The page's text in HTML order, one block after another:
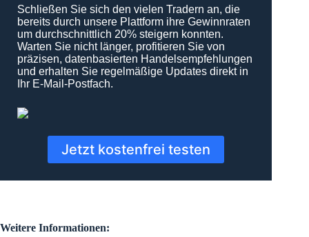
Schließen Sie sich den vielen Tradern an, die
bereits durch unsere Plattform ihre Gewinnraten
um durchschnittlich 20% steigern konnten.
Warten Sie nicht länger, profitieren Sie von
präzisen, datenbasierten Handelsempfehlungen
und erhalten Sie regelmäßige Updates direkt in
Ihr E-Mail-Postfach.
Jetzt kostenfrei testen
Weitere Informationen: